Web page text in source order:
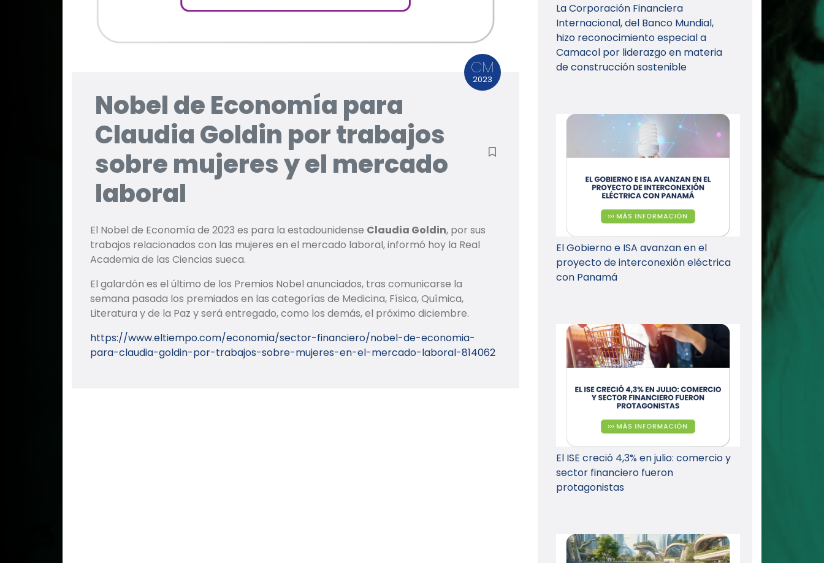
CM
2023
Nobel de Economía para
Claudia Goldin por trabajos
sobre mujeres y el mercado
laboral
El Nobel de Economía de 2023 es para la estadounidense Claudia Goldin, por sus
trabajos relacionados con las mujeres en el mercado laboral, informó hoy la Real
Academia de las Ciencias sueca.
El galardón es el último de los Premios Nobel anunciados, tras comunicarse la
semana pasada los premiados en las categorías de Medicina, Física, Química,
Literatura y de la Paz y será entregado, como los demás, el próximo diciembre.
https://www.eltiempo.com/economia/sector-financiero/nobel-de-economia-
para-claudia-goldin-por-trabajos-sobre-mujeres-en-el-mercado-laboral-814062
La Corporación Financiera
Internacional, del Banco Mundial,
hizo reconocimiento especial a
Camacol por liderazgo en materia
de construcción sostenible
El Gobierno e ISA avanzan en el
proyecto de interconexión eléctrica
con Panamá
El ISE creció 4,3% en julio: comercio y
sector financiero fueron
protagonistas